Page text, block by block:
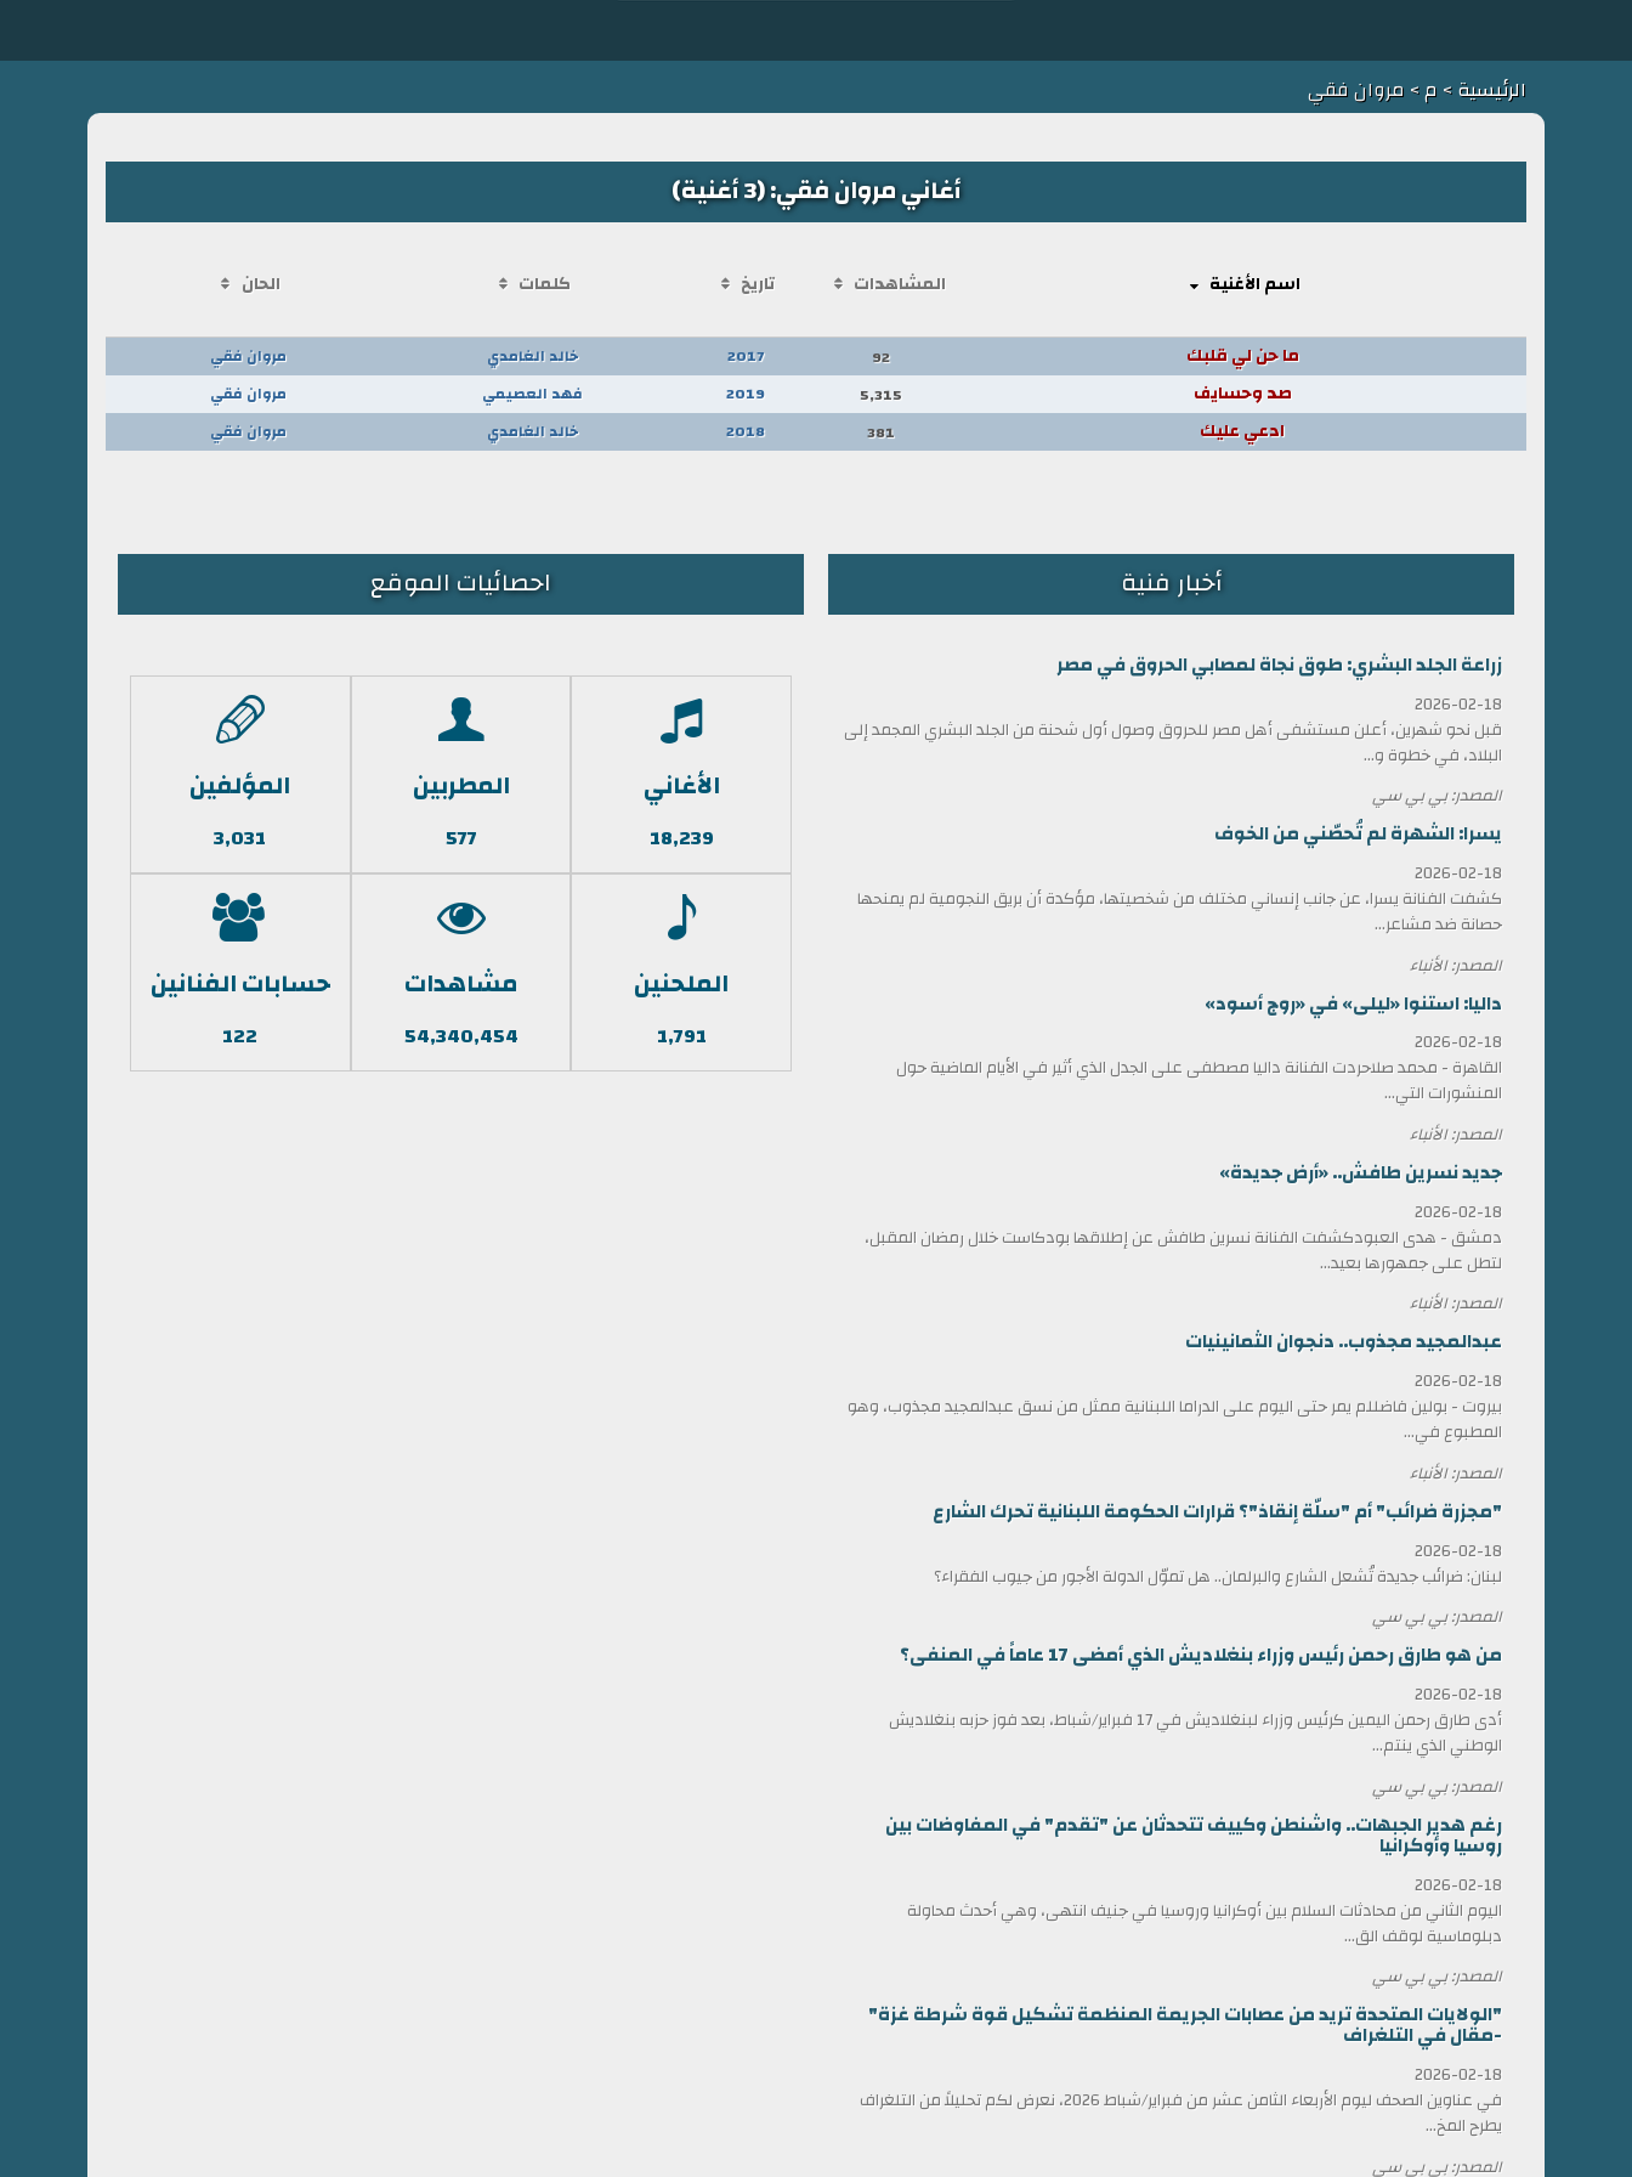
الرئيسية> م> مروان فقي
أغاني مروان فقي: (3 أغنية)
اسم الأغنية المشاهدات تاريخ كلمات الحان
ما حن لي قلبك 92
2017 خالد الغامدي مروان فقي
صد وحسايف 5,315
2019 فهد العصيمي مروان فقي
ادعي عليك 381
2018 خالد الغامدي مروان فقي
أخبار فنية
زراعة الجلد البشري: طوق نجاة لمصابي الحروق في مصر
2026-02-18
قبل نحو شهرين، أعلن مستشفى أهل مصر للحروق وصول أول شحنة من الجلد البشري المجمد إلى
البلاد، في خطوة و...
المصدر: بي بي سي
يسرا: الشهرة لم تُحصّني من الخوف
2026-02-18
كشفت الفنانة يسرا، عن جانب إنساني مختلف من شخصيتها، مؤكدة أن بريق النجومية لم يمنحها
حصانة ضد مشاعر...
المصدر: الأنباء
داليا: استنوا «ليلى» في «روج أسود»
2026-02-18
القاهرة - محمد صلاحردت الفنانة داليا مصطفى على الجدل الذي أثير في الأيام الماضية حول
المنشورات التي...
المصدر: الأنباء
جديد نسرين طافش.. «أرض جديدة»
2026-02-18
دمشق - هدى العبودكشفت الفنانة نسرين طافش عن إطلاقها بودكاست خلال رمضان المقبل،
لتطل على جمهورها بعيد...
المصدر: الأنباء
عبدالمجيد مجذوب.. دنجوان الثمانينيات
2026-02-18
بيروت - بولين فاضللم يمر حتى اليوم على الدراما اللبنانية ممثل من نسق عبدالمجيد مجذوب، وهو
المطبوع في...
المصدر: الأنباء
"مجزرة ضرائب" أم "سلّة إنقاذ"؟ قرارات الحكومة اللبنانية تحرك الشارع
2026-02-18
لبنان: ضرائب جديدة تُشعل الشارع والبرلمان.. هل تموّل الدولة الأجور من جيوب الفقراء؟
المصدر: بي بي سي
من هو طارق رحمن رئيس وزراء بنغلاديش الذي أمضى 17 عاماً في المنفى؟
2026-02-18
أدى طارق رحمن اليمين كرئيس وزراء لبنغلاديش في 17 فبراير/شباط، بعد فوز حزبه بنغلاديش
الوطني الذي ينتم...
المصدر: بي بي سي
رغم هدير الجبهات.. واشنطن وكييف تتحدثان عن "تقدم" في المفاوضات بين
روسيا وأوكرانيا
2026-02-18
اليوم الثاني من محادثات السلام بين أوكرانيا وروسيا في جنيف انتهى، وهي أحدث محاولة
دبلوماسية لوقف الق...
المصدر: بي بي سي
"الولايات المتحدة تريد من عصابات الجريمة المنظمة تشكيل قوة شرطة غزة"
-مقال في التلغراف
2026-02-18
في عناوين الصحف ليوم الأربعاء الثامن عشر من فبراير/شباط 2026، نعرض لكم تحليلاً من التلغراف
يطرح المخ...
المصدر: بي بي سي
احصائيات الموقع
الأغاني
18,239
المطربين
577
المؤلفين
3,031
الملحنين
1,791
مشاهدات
54,340,454
حسابات الفنانين
122